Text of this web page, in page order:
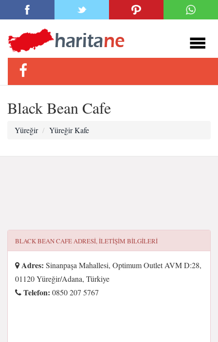
Black Bean Cafe
Yüreğir Yüreğir Kafe
BLACK BEAN CAFEADRESI, ILETIŞIM BILGILERI
Adres: Sinanpaşa Mahallesi, Optimum Outlet AVM D:28,
01120 Yüreğir/Adana, Türkiye
Telefon: 0850 207 5767